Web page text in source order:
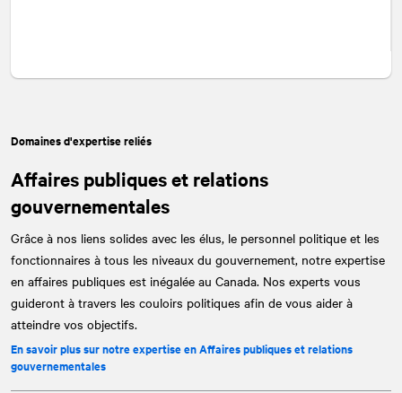
Domaines d'expertise reliés
Affaires publiques et relations
gouvernementales
Grâce à nos liens solides avec les élus, le personnel politique et les
fonctionnaires à tous les niveaux du gouvernement, notre expertise
en affaires publiques est inégalée au Canada. Nos experts vous
guideront à travers les couloirs politiques afin de vous aider à
atteindre vos objectifs.
En savoir plus sur notre expertise en Affaires publiques et relations
gouvernementales